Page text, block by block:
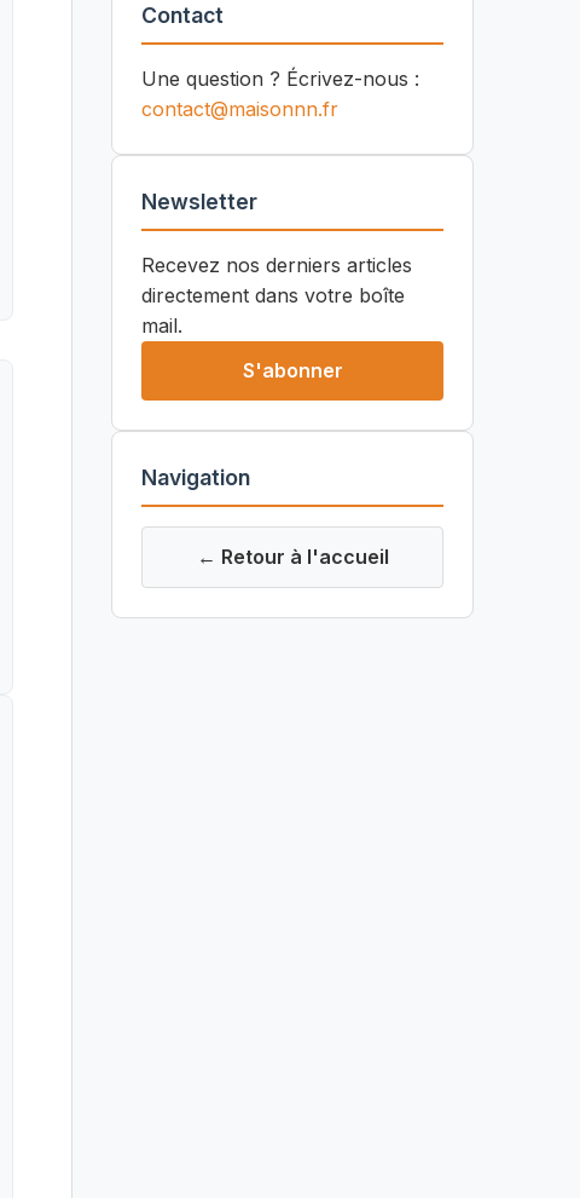
Contact
Une question ? Écrivez-nous :
contact@maisonnn.fr
Newsletter
Recevez nos derniers articles
directement dans votre boîte
mail.
S'abonner
Navigation
← Retour à l'accueil